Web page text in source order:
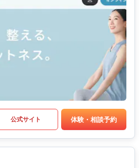
公式サイト 体験・相談予約